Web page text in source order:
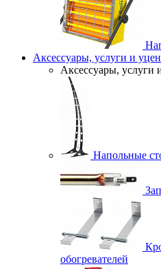
Аксессуары, услуги и
Аксессуары, услуги
Напольные
обогревателей